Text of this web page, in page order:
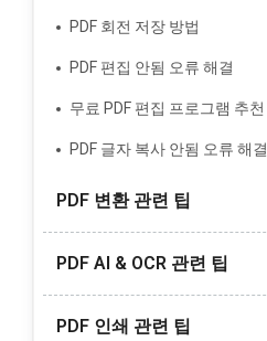
PDF 회전 저장 방법
PDF 편집 안됨 오류 해결
무료 PDF 편집 프로그램 추천
PDF 글자 복사 안됨 오류 해결
PDF 변환 관련 팁
PDF 링크(URL) 만들기 방법
PDF AI & OCR 관련 팁
무료 PDF 요약 AI 도구 추천
PDF 인쇄 관련 팁